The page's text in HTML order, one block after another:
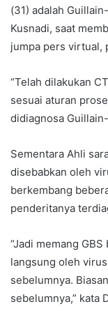
(31) adalah
Kusnadi, saat
jumpa pers virtual,
“Telah dilakukan
sesuai aturan
didiagnosa
Sementara Ahli
disebabkan oleh
berkembang
penderitanya
“Jadi memang
langsung oleh
sebelumnya.
sebelumnya,” kata